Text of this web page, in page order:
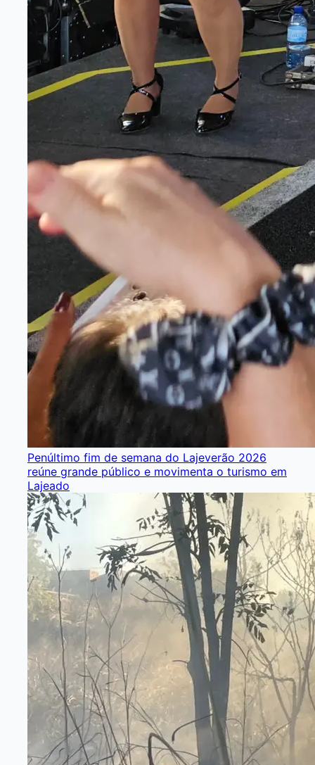
Penúltimo fim de semana do Lajeverão 2026
reúne grande público e movimenta o turismo em
Lajeado